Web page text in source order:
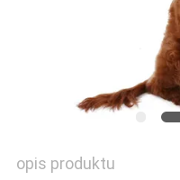
opis produktu